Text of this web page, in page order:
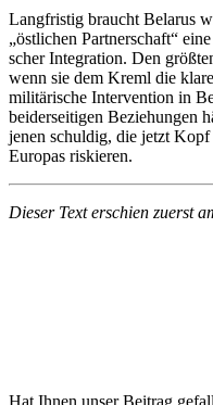
Langfristig braucht Belarus
„östlichen Partner­schaft“
scher Integration. Den
wenn sie dem Kreml die
militä­rische Inter­vention in
beider­sei­tigen Bezie­hungen
jenen schuldig, die jetzt
Europas riskieren.
Dieser Text erschien zuerst